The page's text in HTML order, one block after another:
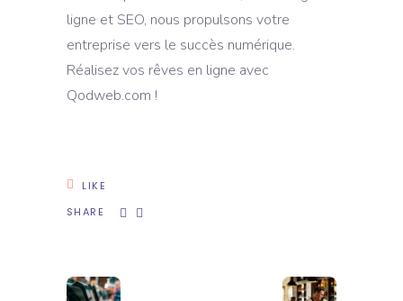
ligne et SEO, nous propulsons votre
entreprise vers le succès numérique.
Réalisez vos rêves en ligne avec
Qodweb.com !
LIKE
SHARE